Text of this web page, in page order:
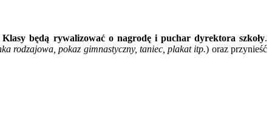
Klasy będą rywalizować o nagrodę i puchar dyrektora szkoły.
rodzajowa, pokaz gimnastyczny, taniec, plakat itp.) oraz przynieść